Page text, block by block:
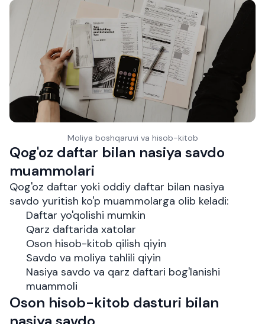
Moliya boshqaruvi va hisob-kitob
Qog'oz daftar bilan nasiya savdo
muammolari
Qog'oz daftar yoki oddiy daftar bilan nasiya
savdo yuritish ko'p muammolarga olib keladi:
Daftar yo'qolishi mumkin
Qarz daftarida xatolar
Oson hisob-kitob qilish qiyin
Savdo va moliya tahlili qiyin
Nasiya savdo va qarz daftari bog'lanishi
muammoli
Oson hisob-kitob dasturi bilan